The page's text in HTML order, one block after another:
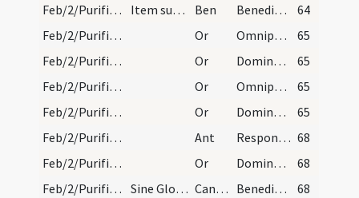
Feb/2/Purificatio BMV/Candlemas/2
Item super candelas Ben Benedico te cera in nomine sanctae Trinitatis ... quae in unitatis essentia vivit et regnat Deus.
64
Feb/2/Purificatio BMV/Candlemas/4
Or Omnipotens sempiterne Deus qui hodierna die Unigenitum tuum ulnis ... repraesentari mereamur.
65
Feb/2/Purificatio BMV/Candlemas/5
Or Domine Iesu Christe lux vera qui illuminas...
65
Feb/2/Purificatio BMV/Candlemas/4
Or Omnipotens sempiterne Deus qui hodierna die Unigenitum tuum ulnis ... repraesentari mereamur.
65
Feb/2/Purificatio BMV/Candlemas/5
Or Domine Iesu Christe lux vera qui illuminas...
65
Feb/2/Purificatio BMV/Candlemas/3
Ant Responsum accepit Simeon 68
Feb/2/Purificatio BMV/Candlemas/2
Or Domine Iesu Christe qui hodierna die in nostrae carnis ... fideliter diligamus.
68
Feb/2/Purificatio BMV/Candlemas
Sine Gloria CantNT Benedictus
68